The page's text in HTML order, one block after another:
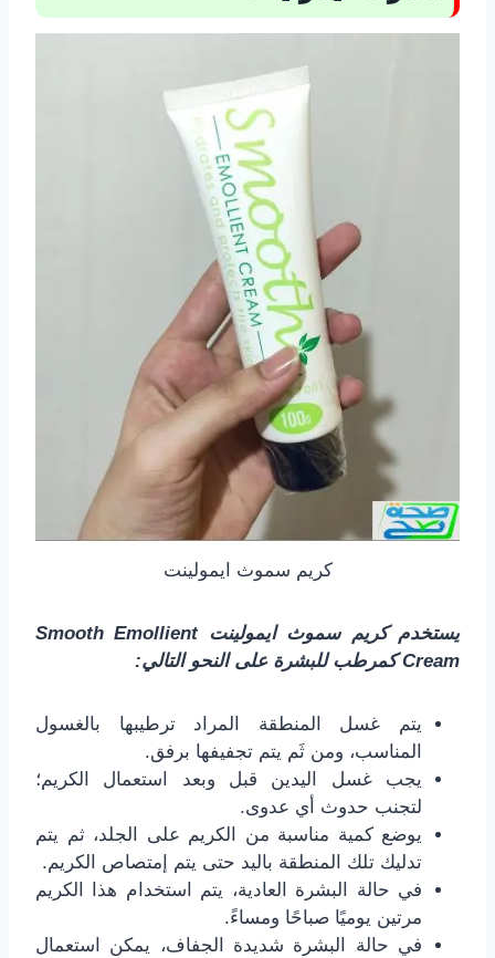
كريم سموث ايمولينت
يستخدم كريم سموث ايمولينت Smooth Emollient
Cream كمرطب للبشرة على النحو التالي:
يتم غسل المنطقة المراد ترطيبها بالغسول
المناسب، ومن ثَم يتم تجفيفها برفق.
يجب غسل اليدين قبل وبعد استعمال الكريم؛
لتجنب حدوث أي عدوى.
يوضع كمية مناسبة من الكريم على الجلد، ثم يتم
تدليك تلك المنطقة باليد حتى يتم إمتصاص الكريم.
في حالة البشرة العادية، يتم استخدام هذا الكريم
مرتين يوميًا صباحًا ومساءً.
في حالة البشرة شديدة الجفاف، يمكن استعمال